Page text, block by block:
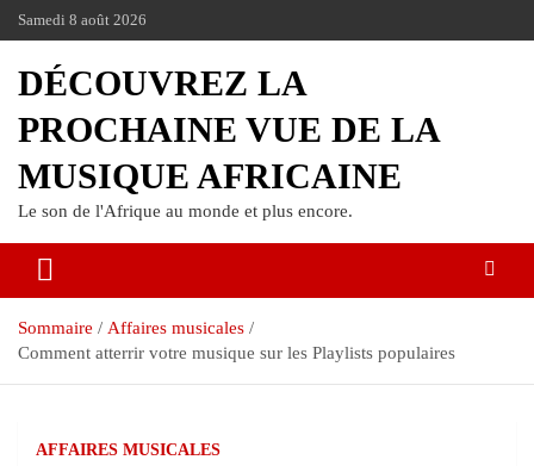
Samedi 8 août 2026
DÉCOUVREZ LA
PROCHAINE VUE DE LA
MUSIQUE AFRICAINE
Le son de l'Afrique au monde et plus encore.
Sommaire
Affaires musicales
Comment atterrir votre musique sur les Playlists populaires
AFFAIRES MUSICALES